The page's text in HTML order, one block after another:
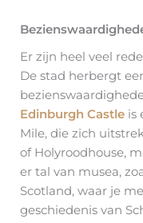
Er zijn heel veel
De stad herbergt
Edinburgh Castle is
Mile, die zich
of Holyroodhouse,
er tal van musea,
Scotland, waar je
geschiedenis van